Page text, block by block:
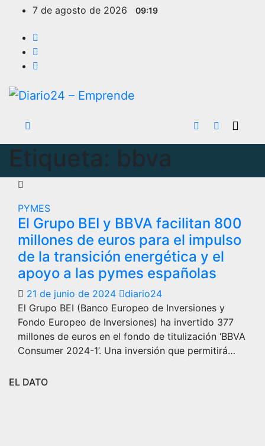
contenido
7 de agosto de 2026 09:19
Etiqueta: bbva
PYMES
El Grupo BEI y BBVA facilitan 800
millones de euros para el impulso
de la transición energética y el
apoyo a las pymes españolas
21 de junio de 2024
diario24
El Grupo BEI (Banco Europeo de Inversiones y
Fondo Europeo de Inversiones) ha invertido 377
millones de euros en el fondo de titulización ‘BBVA
Consumer 2024-1’. Una inversión que permitirá…
EL DATO